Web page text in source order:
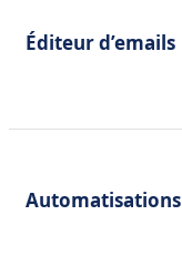
Éditeur d’emails
Automatisations